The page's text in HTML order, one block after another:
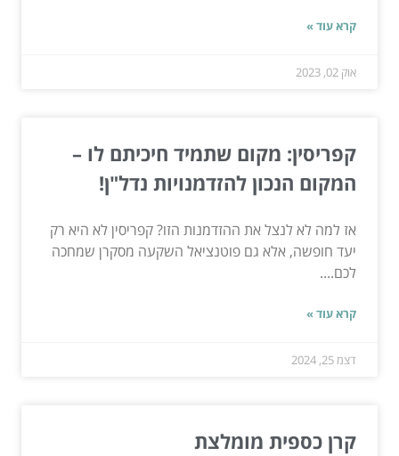
קרא עוד »
אוק 02, 2023
קפריסין: מקום שתמיד חיכיתם לו –
המקום הנכון להזדמנויות נדל"ן!
אז למה לא לנצל את ההזדמנות הזו? קפריסין לא היא רק
יעד חופשה, אלא גם פוטנציאל השקעה מסקרן שמחכה
לכם....
קרא עוד »
דצמ 25, 2024
קרן כספית מומלצת